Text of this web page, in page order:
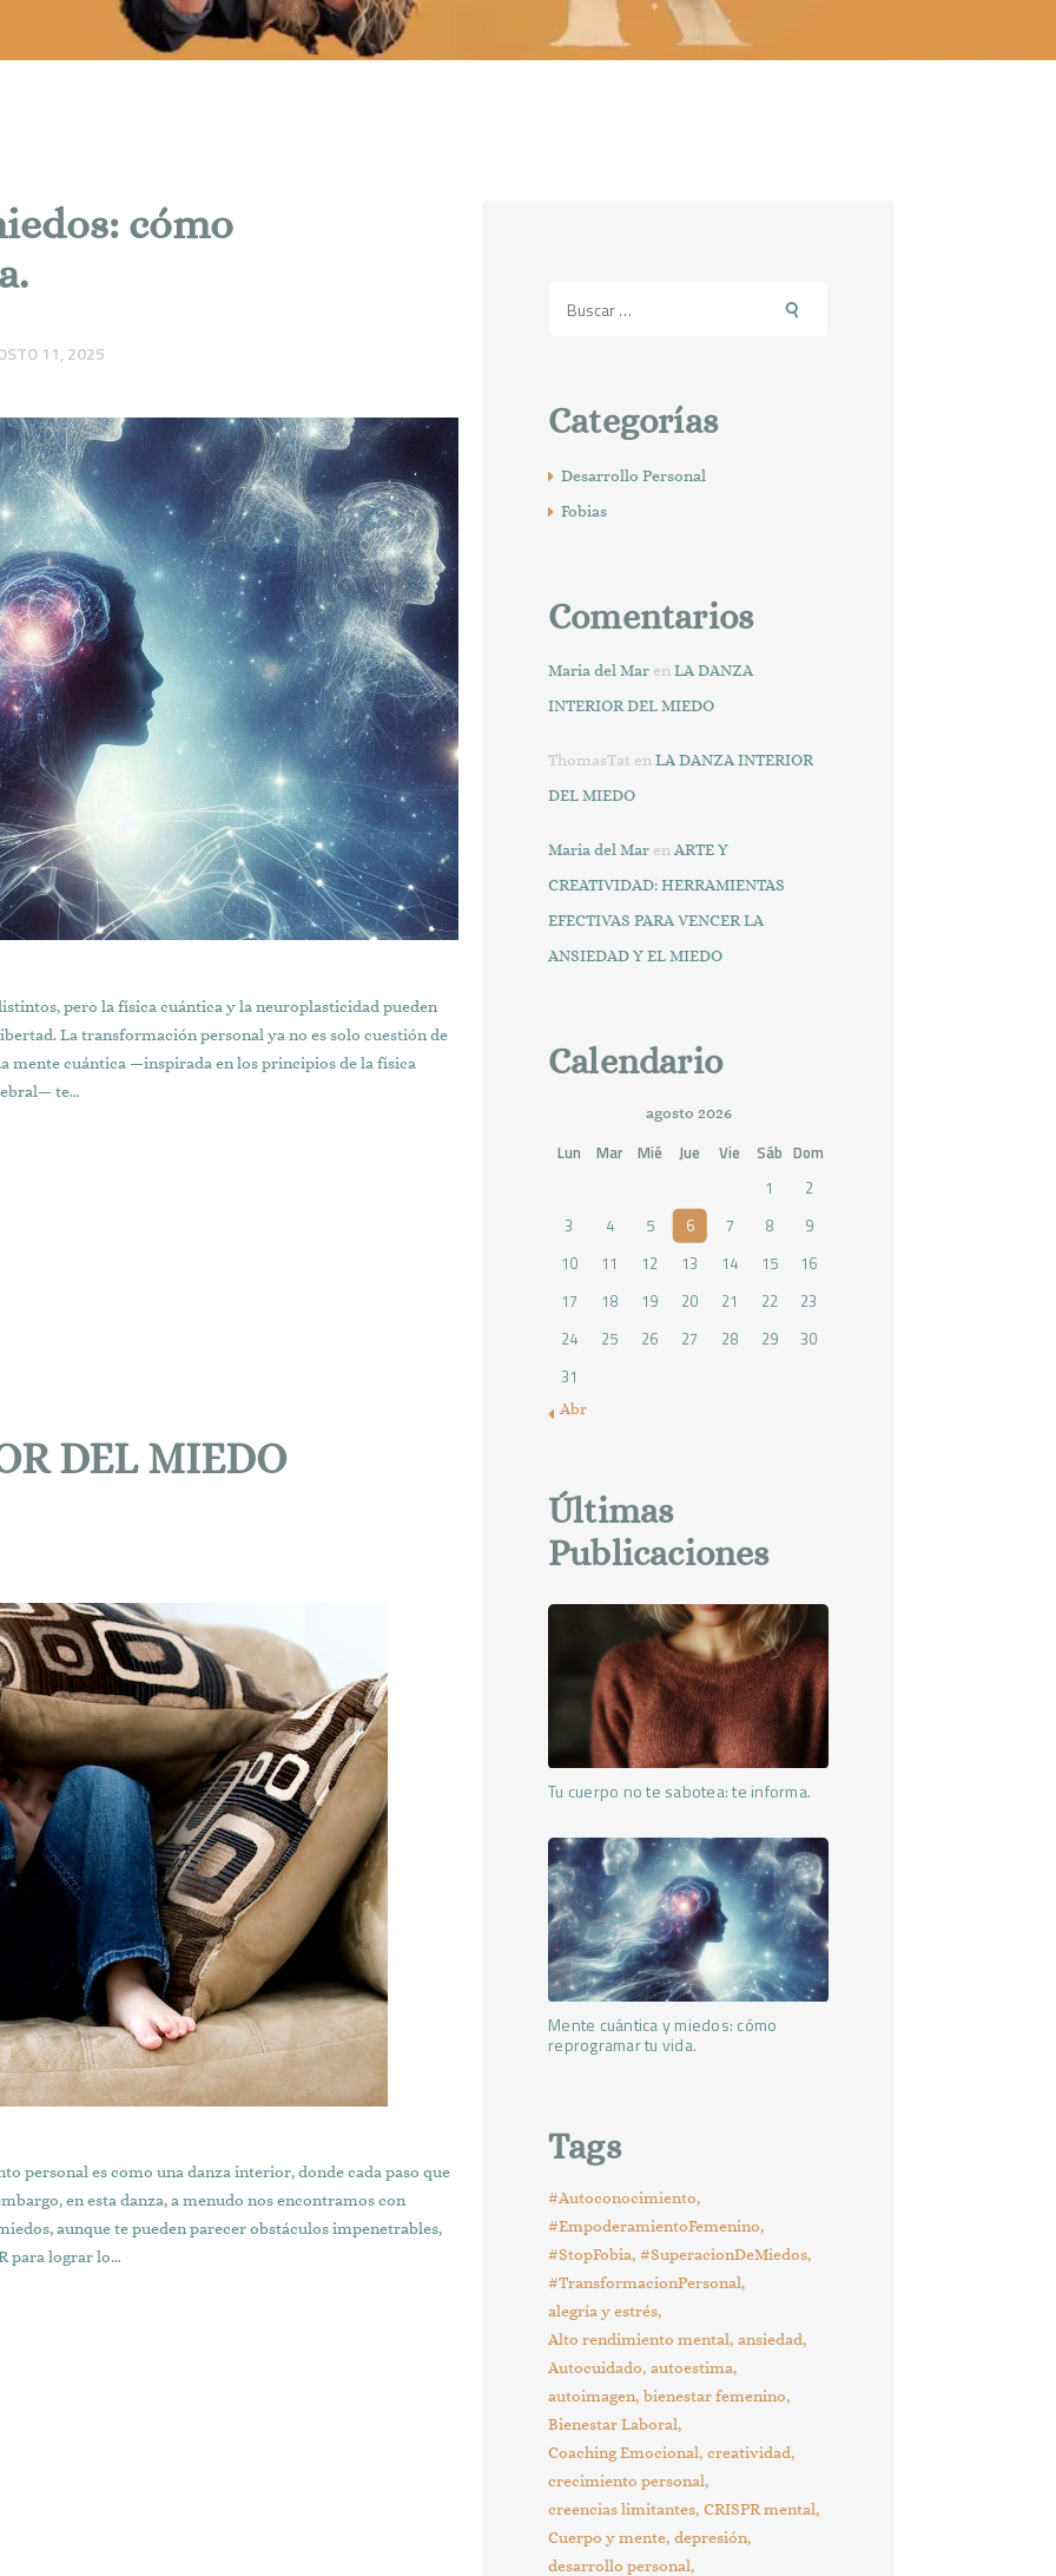
BLOG
cómo
11, 2025
pero la física cuántica y la neuroplasticidad pueden
La transformación personal ya no es solo cuestión de
mente cuántica —inspirada en los principios de la física
te…
DEL MIEDO
personal es como una danza interior, donde cada paso que
en esta danza, a menudo nos encontramos con
aunque te pueden parecer obstáculos impenetrables,
para lograr lo…
Categorías
Desarrollo Personal
Fobias
Comentarios
Maria del Mar en LA DANZA
INTERIOR DEL MIEDO
ThomasTat en LA DANZA INTERIOR
DEL MIEDO
Maria del Mar en ARTE Y
CREATIVIDAD: HERRAMIENTAS
EFECTIVAS PARA VENCER LA
ANSIEDAD Y EL MIEDO
Calendario
agosto 2026
Lun Mar Mié Jue Vie Sáb Dom
1
2
3
4 5 6 7 8
9
10
11 12 13 14 15
16
17
18 19 20 21 22
23
24
25 26 27 28 29
30
31
« Abr
Últimas
Publicaciones
Tu cuerpo no te sabotea: te informa.
Mente cuántica y miedos: cómo
reprogramar tu vida.
Tags
#Autoconocimiento
#EmpoderamientoFemenino
#StopFobia #SuperacionDeMiedos
#TransformacionPersonal
alegría y estrés
Alto rendimiento mental ansiedad
Autocuidado autoestima
autoimagen bienestar femenino
Bienestar Laboral
Coaching Emocional creatividad
crecimiento personal
creencias limitantes CRISPR mental
Cuerpo y mente depresión
desarrollo personal